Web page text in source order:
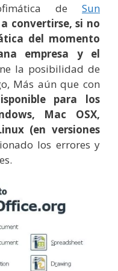
de Sun
convertirse, si no
del momento
empresa y el
la posibilidad de
Más aún que con
para los
Mac OSX,
(en versiones
los errores y